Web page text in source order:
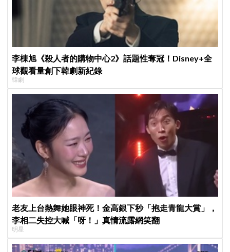
李棟旭《殺人者的購物中心2》話題性奪冠！Disney+全
球觀看量創下韓劇新紀錄
韓劇
老友上台熱舞她眼神死！金高銀下秒「抱走青龍大賞」，
李相二失控大喊「呀！」真情流露網笑翻
明星